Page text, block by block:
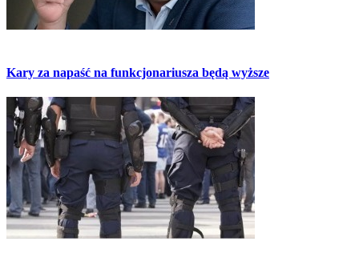
Kary za napaść na funkcjonariusza będą wyższe